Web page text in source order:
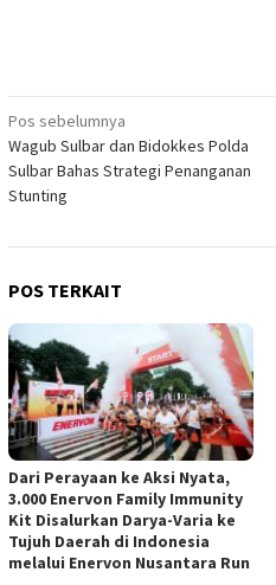
Navigasi
pos
Pos sebelumnya
Wagub Sulbar dan Bidokkes Polda
Sulbar Bahas Strategi Penanganan
Stunting
POS TERKAIT
Dari Perayaan ke Aksi Nyata,
3.000 Enervon Family Immunity
Kit Disalurkan Darya-Varia ke
Tujuh Daerah di Indonesia
melalui Enervon Nusantara Run